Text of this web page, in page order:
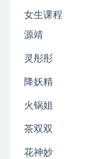
女生课程
源靖
灵彤彤
降妖精
火锅姐
茶双双
花神妙